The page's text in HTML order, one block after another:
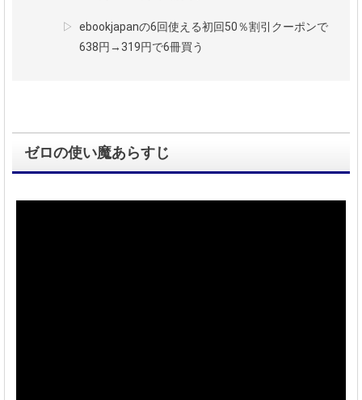
ebookjapanの6回使える初回50％割引クーポンで
638円→319円で6冊買う
ゼロの使い魔あらすじ